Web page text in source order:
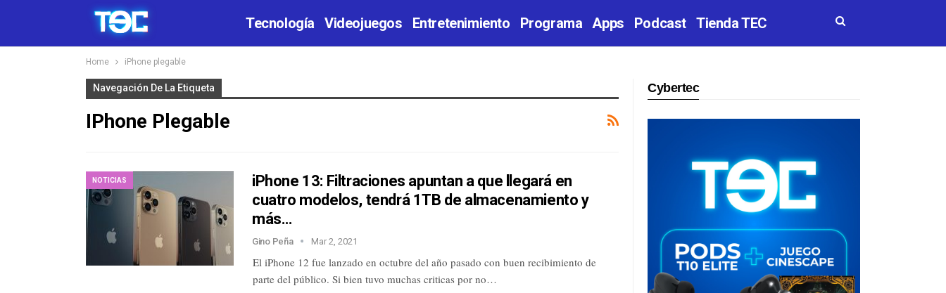
Tecnología Videojuegos Entretenimiento Programa Apps Podcast Tienda TEC
Home iPhone plegable
Navegación De La Etiqueta
IPhone Plegable
NOTICIAS
iPhone 13: Filtraciones apuntan a que llegará en
cuatro modelos, tendrá 1TB de almacenamiento y
más…
Gino Peña Mar 2, 2021
El iPhone 12 fue lanzado en octubre del año pasado con buen recibimiento de
parte del público. Si bien tuvo muchas criticas por no…
Cybertec